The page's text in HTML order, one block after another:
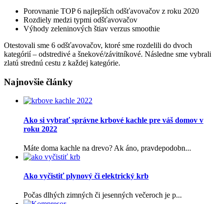
Porovnanie TOP 6 najlepších odšťavovačov z roku 2020
Rozdiely medzi typmi odšťavovačov
Výhody zeleninových štiav verzus smoothie
Otestovali sme 6 odšťavovačov, ktoré sme rozdelili do dvoch
kategórií – odstredivé a šnekové/závitníkové. Následne sme vybrali
zlatú strednú cestu z každej kategórie.
Najnovšie články
Ako si vybrať správne krbové kachle pre váš domov v
roku 2022
Máte doma kachle na drevo? Ak áno, pravdepodobn...
Ako vyčistiť plynový či elektrický krb
Počas dlhých zimných či jesenných večeroch je p...